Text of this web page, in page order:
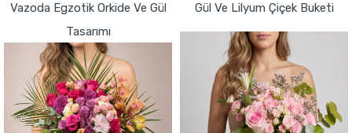
Vazoda Egzotik Orkide Ve Gül
Tasarımı
Gül Ve Lilyum Çiçek Buketi